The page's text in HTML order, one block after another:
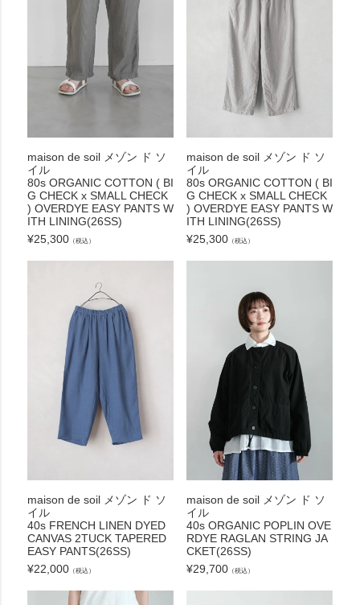
maison de soil メゾン ド ソ
イル
80s ORGANIC COTTON ( BI
G CHECK x SMALL CHECK
) OVERDYE EASY PANTS W
ITH LINING(26SS)
¥25,300（税込）
maison de soil メゾン ド ソ
イル
80s ORGANIC COTTON ( BI
G CHECK x SMALL CHECK
) OVERDYE EASY PANTS W
ITH LINING(26SS)
¥25,300 （税込）
maison de soil メゾン ド ソ
イル
40s FRENCH LINEN DYED
CANVAS 2TUCK TAPERED
EASY PANTS(26SS)
¥22,000（税込）
maison de soil メゾン ド ソ
イル
40s ORGANIC POPLIN OVE
RDYE RAGLAN STRING JA
CKET(26SS)
¥29,700 （税込）